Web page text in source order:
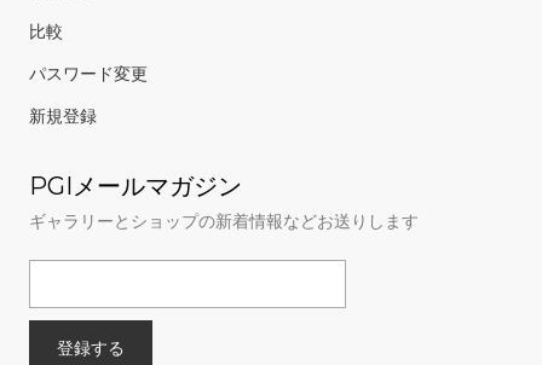
比較
パスワード変更
新規登録
PGIメールマガジン
ギャラリーとショップの新着情報などお送りします